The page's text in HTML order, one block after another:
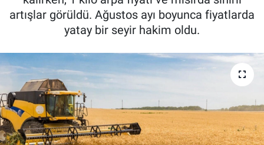
artışlar görüldü. Ağustos ayı boyunca fiyatlarda
yatay bir seyir hakim oldu.
Tarım Kredi Kooperatifleri
Pankobirlik
Et fiyatları
Tarım Bilgisi
Yetiştirici Soruyor